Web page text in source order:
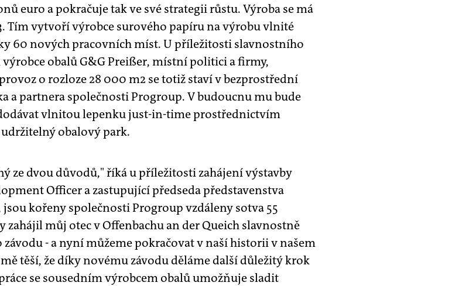
euro a pokračuje tak ve své strategii růstu. Výroba se má
Tím vytvoří výrobce surového papíru na výrobu vlnité
60 nových pracovních míst. U příležitosti slavnostního
výrobce obalů G&G Preißer, místní politici a firmy,
o rozloze 28 000 m2 se totiž staví v bezprostřední
a partnera společnosti Progroup. V budoucnu mu bude
vlnitou lepenku just-in-time prostřednictvím
obalový park.
ze dvou důvodů," říká u příležitosti zahájení výstavby
Officer a zastupující předseda představenstva
kořeny společnosti Progroup vzdáleny sotva 55
můj otec v Offenbachu an der Queich slavnostně
- a nyní můžeme pokračovat v naší historii v našem
těší, že díky novému závodu děláme další důležitý krok
se sousedním výrobcem obalů umožňuje sladit